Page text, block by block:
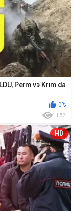
Perm və Krım da
0%
152
HD